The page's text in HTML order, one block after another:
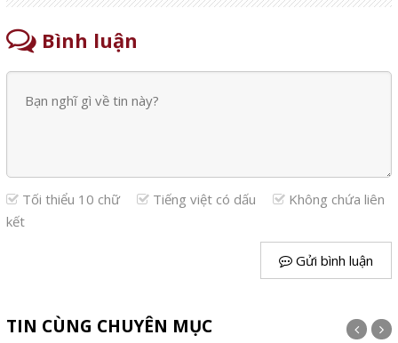
Bình luận
Tối thiểu 10 chữ Tiếng việt có dấu
Không chứa liên
kết
Gửi bình luận
TIN CÙNG CHUYÊN MỤC